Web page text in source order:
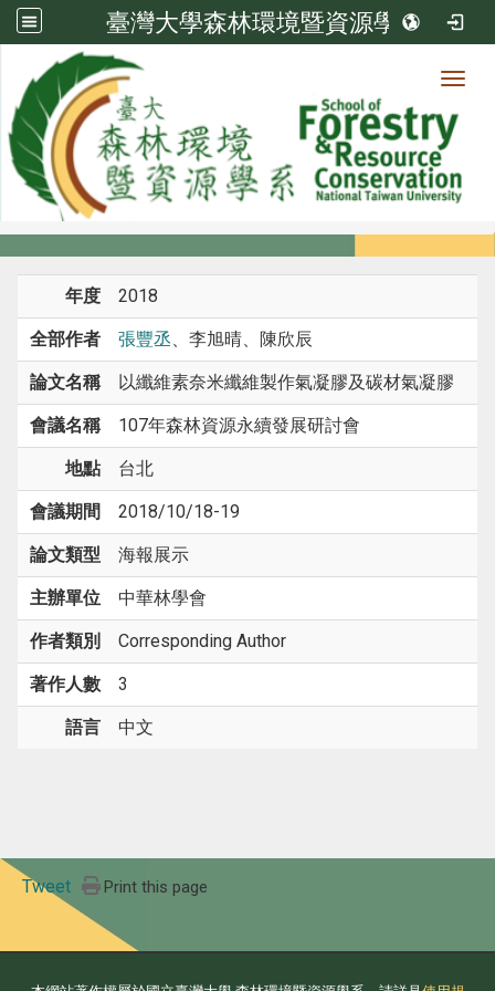
臺灣大學森林環境暨資源學系
系所成員
系所成員
年度 2018
全部作者 張豐丞、李旭晴、陳欣辰
論文名稱 以纖維素奈米纖維製作氣凝膠及碳材氣凝膠
會議名稱 107年森林資源永續發展研討會
地點 台北
會議期間 2018/10/18-19
論文類型 海報展示
主辦單位 中華林學會
作者類別 Corresponding Author
著作人數 3
語言 中文
Tweet Print this page